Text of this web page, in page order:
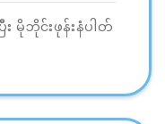
မိုဘိုင်းဖုန်းနံပါတ်